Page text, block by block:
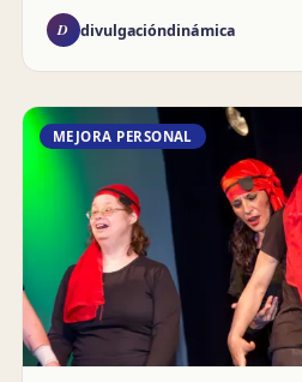
D divulgacióndinámica
MEJORA PERSONAL